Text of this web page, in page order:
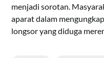
menjadi sorotan.
aparat dalam
longsor yang diduga